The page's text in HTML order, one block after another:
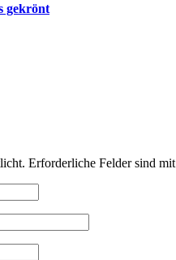
gekrönt
Erforderliche Felder sind mit